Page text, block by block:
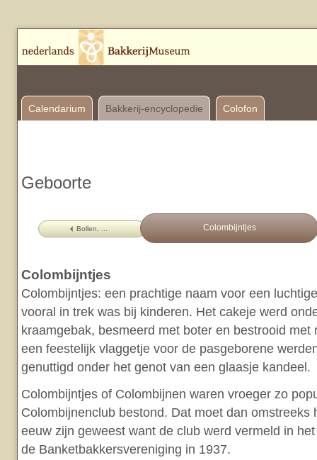
Calendarium Bakkerij-encyclopedie Colofon
Geboorte
Bollen, ... Colombijntjes
Colombijntjes
Colombijntjes: een prachtige naam voor een
vooral in trek was bij kinderen. Het cakeje werd
kraamgebak, besmeerd met boter en bestrooid met
een feestelijk vlaggetje voor de pasgeborene
genuttigd onder het genot van een glaasje kandeel.
Colombijntjes of Colombijnen waren vroeger zo
Colombijnenclub bestond. Dat moet dan omstreeks
eeuw zijn geweest want de club werd vermeld in
de Banketbakkersvereniging in 1937.